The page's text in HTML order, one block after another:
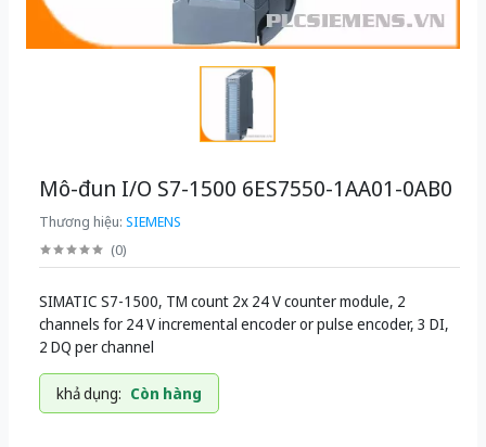
Mô-đun I/O S7-1500 6ES7550-1AA01-0AB0
Thương hiệu: SIEMENS
(0)
SIMATIC S7-1500, TM count 2x 24 V counter module, 2
channels for 24 V incremental encoder or pulse encoder, 3 DI,
2 DQ per channel
khả dụng: Còn hàng